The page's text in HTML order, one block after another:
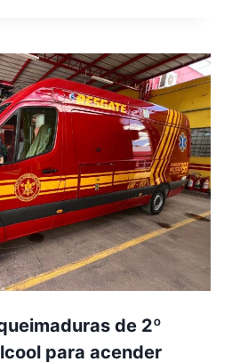
de 2º
para acender